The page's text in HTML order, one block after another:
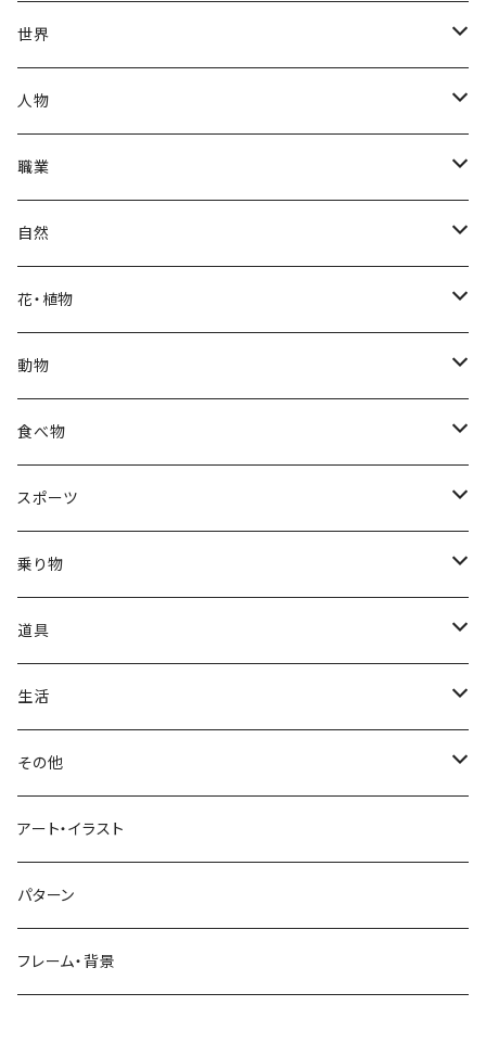
夏
秋
冬
出産・育児
母の日
中秋節
クリスマス
福袋
ブラックフライデー
ハロウィン
正月
端午の節句
結婚式
父の日
節分
世界
ハワイアン
パリ
ロシアン
アフリカン
日本
ヨーロッパ
トライバル
中国
北欧
人物
赤ちゃん
女性
男性
子供
サンタクロース
七福神
金太郎
天使
シニア
おばけ
スケルトン
ジャックオランタン
鬼
職業
医者
自然
海
雲
星
雫
貝殻
山
木
川
月
太陽
雪
花・植物
カーネーション
梅
桜
プルメリア
野バラ
牡丹
ひまわり
ハイビスカス
やしの木
あさがお
動物
ネコ
ウマ
サイ
チンパンジー
トリ
ツル
カモメ
サカナ
イワシ
トラ
ウサギ
クマ
食べ物
スイーツ
かき氷
アイス
キャンディー
ジンジャーマンクッキー
フルーツ
スイカ
イチゴ
リンゴ
和食
お雑煮
鏡餅
野菜
ナス
トマト
飲み物
ビール
ソーダ
洋食
カレー
バーベキュー
スポーツ
相撲
乗り物
車
道具
ファッション
サングラス
ビーチサンダル
文房具
はさみ
おりがみ
コスメ
遊具
ぬいぐるみ
キッチン用品
生活
花粉症
風邪
ビジネス
病院
その他
ハート
デジタル
街並み
アート・イラスト
パターン
フレーム・背景